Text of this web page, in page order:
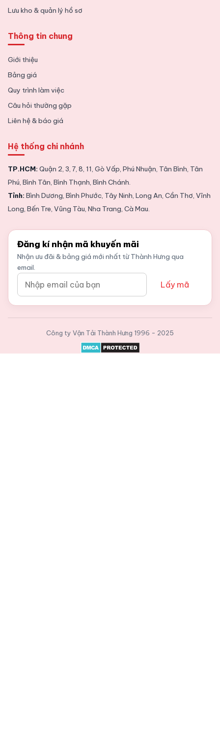
Lưu kho & quản lý hồ sơ
Thông tin chung
Giới thiệu
Bảng giá
Quy trình làm việc
Câu hỏi thường gặp
Liên hệ & báo giá
Hệ thống chi nhánh
TP.HCM: Quận 2, 3, 7, 8, 11, Gò Vấp, Phú Nhuận, Tân Bình, Tân
Phú, Bình Tân, Bình Thạnh, Bình Chánh.
Tỉnh: Bình Dương, Bình Phước, Tây Ninh, Long An, Cần Thơ, Vĩnh
Long, Bến Tre, Vũng Tàu, Nha Trang, Cà Mau.
Đăng kí nhận mã khuyến mãi
Nhận ưu đãi & bảng giá mới nhất từ Thành Hưng qua
email.
Lấy mã
Công ty Vận Tải Thành Hưng 1996 - 2025